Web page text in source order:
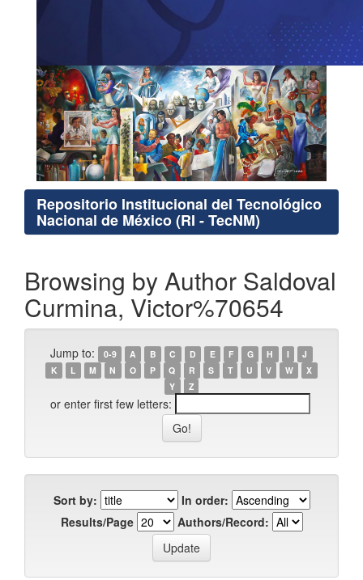
Repositorio Institucional del Tecnológico
Nacional de México (RI - TecNM)
Browsing by Author Saldoval
Curmina, Victor%70654
Jump to: 0-9 A B C D E F G H I
J
K
L M N O P Q R S T U V W
X
Y
Z
or enter first few letters:
Sort by:
In order:
Results/Page
Authors/Record: